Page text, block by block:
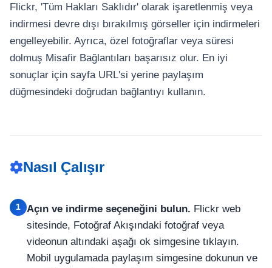
Flickr, 'Tüm Hakları Saklıdır' olarak işaretlenmiş veya
indirmesi devre dışı bırakılmış görseller için indirmeleri
engelleyebilir. Ayrıca, özel fotoğraflar veya süresi
dolmuş Misafir Bağlantıları başarısız olur. En iyi
sonuçlar için sayfa URL'si yerine paylaşım
düğmesindeki doğrudan bağlantıyı kullanın.
Nasıl Çalışır
1 Açın ve indirme seçeneğini bulun. Flickr web
sitesinde, Fotoğraf Akışındaki fotoğraf veya
videonun altındaki aşağı ok simgesine tıklayın.
Mobil uygulamada paylaşım simgesine dokunun ve